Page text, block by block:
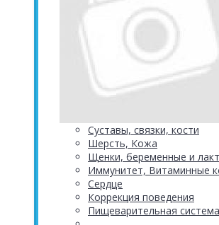
Суставы, связки, кости
Шерсть, Кожа
Щенки, беременные и
Иммунитет, Витаминные
Сердце
Коррекция поведения
Пищеварительная система